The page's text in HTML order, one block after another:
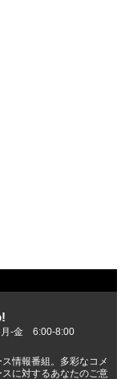
月-金 6:00-8:00
情報番組。多彩なコメ
に対するあなたのご意